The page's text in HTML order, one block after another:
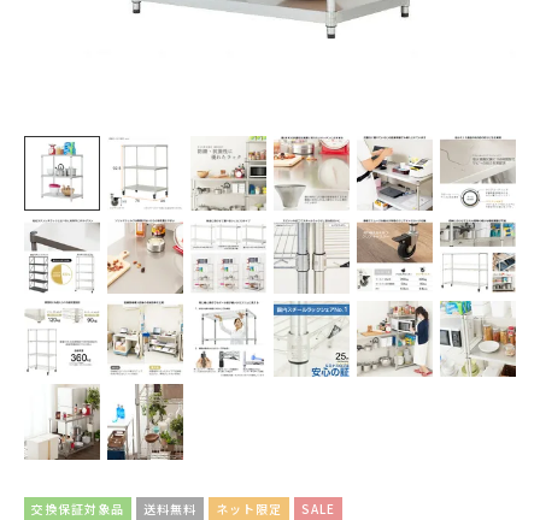
交換保証対象品 送料無料 ネット限定 SALE